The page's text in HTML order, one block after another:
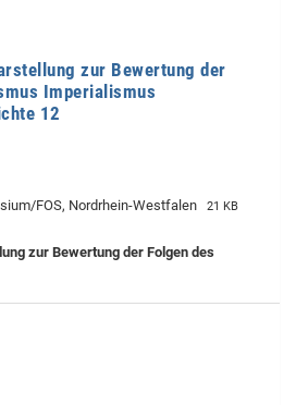
zur Bewertung der
Imperialismus
12
FOS, Nordrhein-Westfalen 21 KB
zur Bewertung der Folgen des